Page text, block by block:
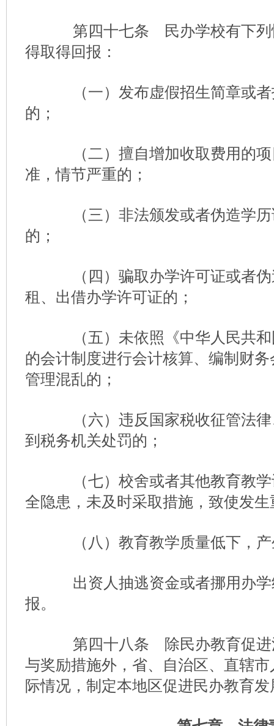
第四十七条 民办学校有下列
得取得回报：
（一）发布虚假招生简章或者
的；
（二）擅自增加收取费用的项
准，情节严重的；
（三）非法颁发或者伪造学历
的；
（四）骗取办学许可证或者伪
租、出借办学许可证的；
（五）未依照《中华人民共和
的会计制度进行会计核算、编制财
管理混乱的；
（六）违反国家税收征管法律
到税务机关处罚的；
（七）校舍或者其他教育教学
全隐患，未及时采取措施，致使发
（八）教育教学质量低下，产
出资人抽逃资金或者挪用办学
报。
第四十八条 除民办教育促进
与奖励措施外，省、自治区、直辖
际情况，制定本地区促进民办教育